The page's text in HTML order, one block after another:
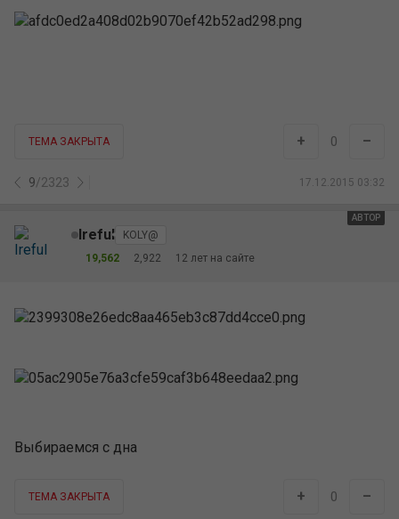
ТЕМА ЗАКРЫТА
9/2323 17.12.2015 03:32
+ 0 –
АВТОР
Ireful
KOLY@
19,562
2,922 12 лет на сайте
Выбираемся с дна
ТЕМА ЗАКРЫТА + 0 –